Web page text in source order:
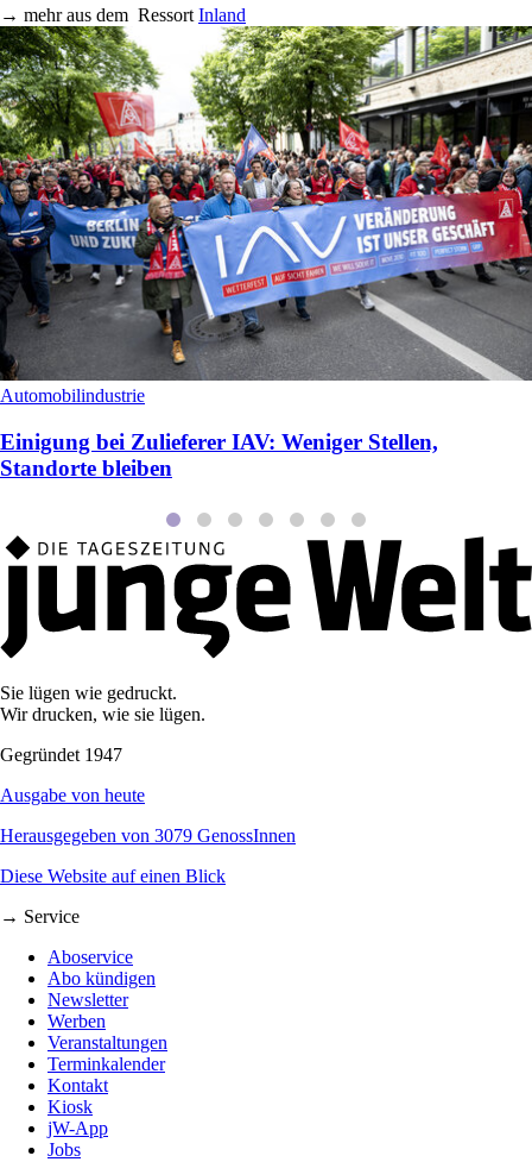
→ mehr aus dem Ressort Inland
Automobilindustrie
Einigung bei Zulieferer IAV: Weniger Stellen,
Standorte bleiben
Sie lügen wie gedruckt.
Wir drucken, wie sie lügen.
Gegründet 1947
Ausgabe von heute
Herausgegeben von 3079 GenossInnen
Diese Website auf einen Blick
→ Service
Aboservice
Abo kündigen
Newsletter
Werben
Veranstaltungen
Terminkalender
Kontakt
Kiosk
jW-App
Jobs